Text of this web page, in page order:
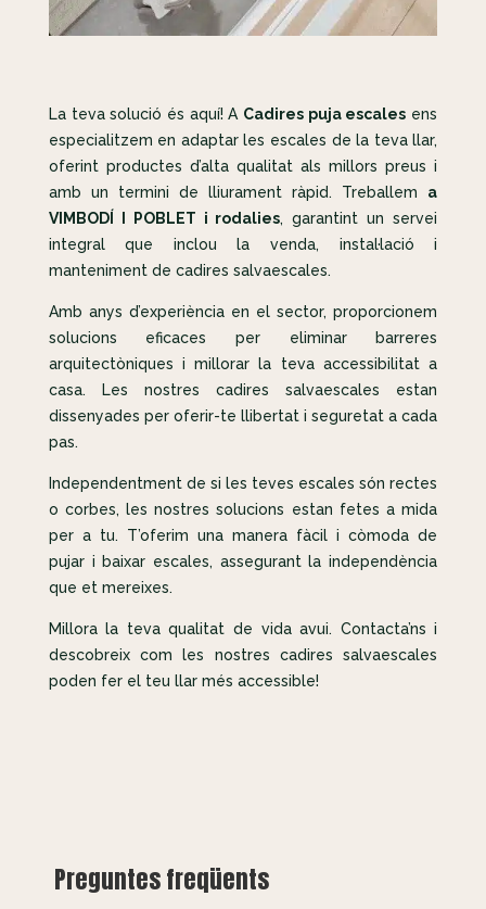
La teva solució és aquí! A Cadires puja escales ens
especialitzem en adaptar les escales de la teva llar,
oferint productes d’alta qualitat als millors preus i
amb un termini de lliurament ràpid. Treballem a
VIMBODÍ I POBLET i rodalies, garantint un servei
integral que inclou la venda, instal·lació i
manteniment de cadires salvaescales.
Amb anys d’experiència en el sector, proporcionem
solucions eficaces per eliminar barreres
arquitectòniques i millorar la teva accessibilitat a
casa. Les nostres cadires salvaescales estan
dissenyades per oferir-te llibertat i seguretat a cada
pas.
Independentment de si les teves escales són rectes
o corbes, les nostres solucions estan fetes a mida
per a tu. T’oferim una manera fàcil i còmoda de
pujar i baixar escales, assegurant la independència
que et mereixes.
Millora la teva qualitat de vida avui. Contacta’ns i
descobreix com les nostres cadires salvaescales
poden fer el teu llar més accessible!
Preguntes freqüents